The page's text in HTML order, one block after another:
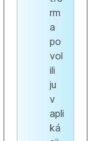
rm
a
po
vol
ili
ju
v
apli
ká